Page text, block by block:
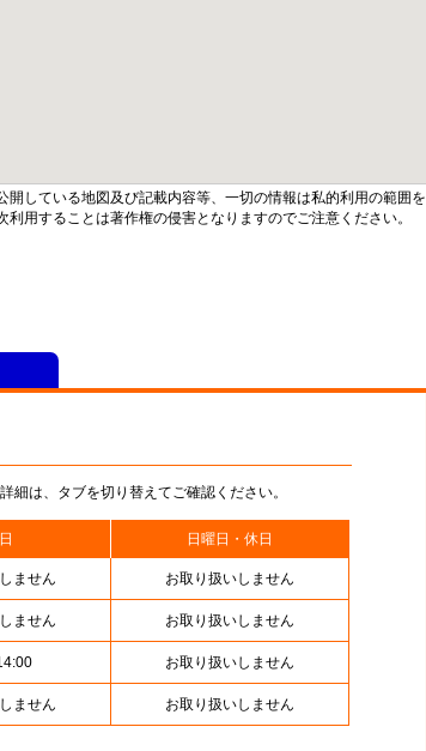
開している地図及び記載内容等、一切の情報は私的利用の範囲を
用することは著作権の侵害となりますのでご注意ください。
は、タブを切り替えてご確認ください。
日曜日・休日
ません お取り扱いしません
ません お取り扱いしません
お取り扱いしません
ません お取り扱いしません